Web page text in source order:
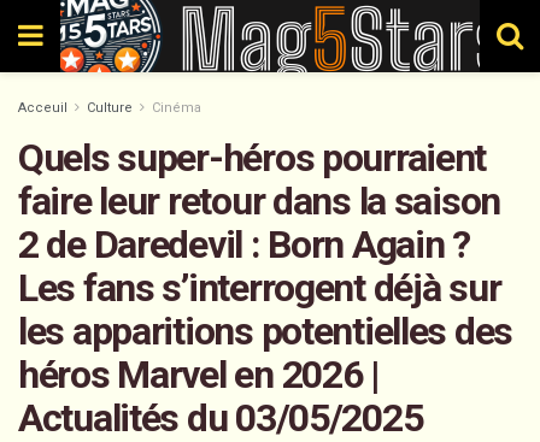
Acceuil Culture Cinéma
Quels super-héros pourraient
faire leur retour dans la saison
2 de Daredevil : Born Again ?
Les fans s’interrogent déjà sur
les apparitions potentielles des
héros Marvel en 2026 |
Actualités du 03/05/2025